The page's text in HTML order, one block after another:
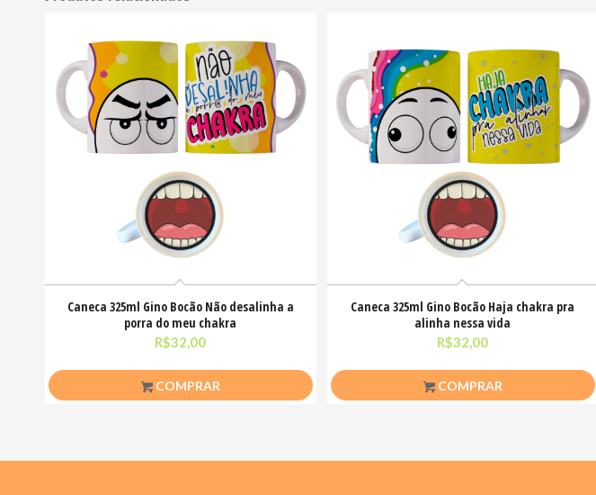
Caneca 325ml Gino Bocão Não desalinha a
porra do meu chakra
R$32,00
COMPRAR
Caneca 325ml Gino Bocão Haja chakra pra
alinha nessa vida
R$32,00
COMPRAR